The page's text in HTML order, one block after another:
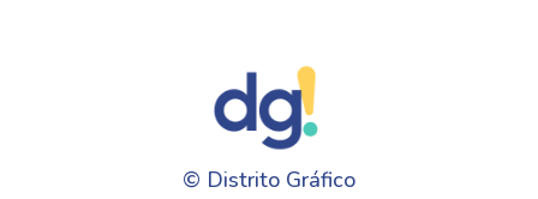
© Distrito Gráfico